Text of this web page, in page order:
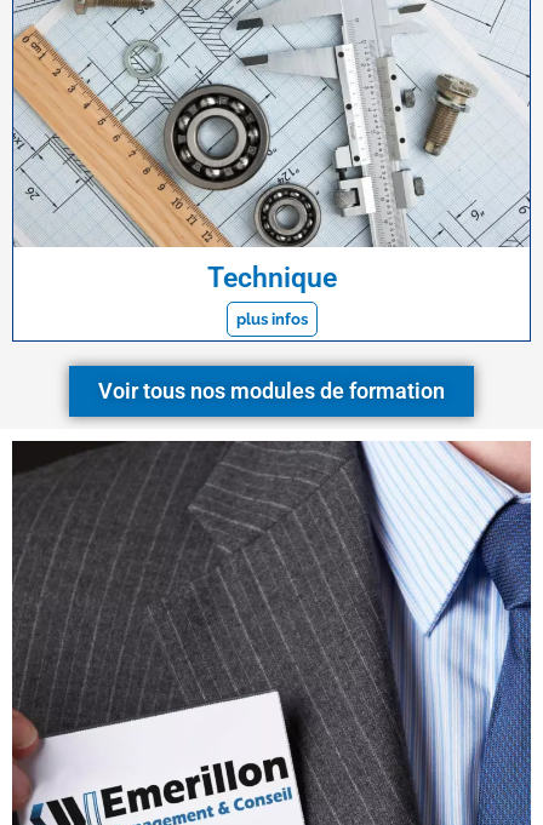
Technique
plus infos
Voir tous nos modules de formation